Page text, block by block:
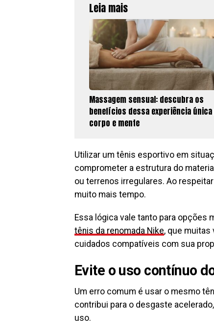
Leia mais
Massagem sensual: descubra os
benefícios dessa experiência
corpo e mente
Utilizar um tênis esportivo em
comprometer a estrutura do
ou terrenos irregulares. Ao
muito mais tempo.
Essa lógica vale tanto para opções
tênis da renomada Nike, que
cuidados compatíveis com sua
Evite o uso contínuo
Um erro comum é usar o mesmo
contribui para o desgaste
uso.